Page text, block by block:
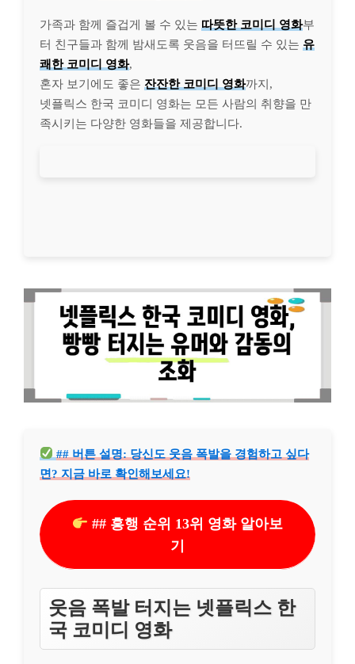
가족과 함께 즐겁게 볼 수 있는 따뜻한 코미디 영화부
터 친구들과 함께 밤새도록 웃음을 터뜨릴 수 있는 유
쾌한 코미디 영화,
혼자 보기에도 좋은 잔잔한 코미디 영화까지,
넷플릭스 한국 코미디 영화는 모든 사람의 취향을 만
족시키는 다양한 영화들을 제공합니다.
## 버튼 설명: 당신도 웃음 폭발을 경험하고 싶다
면? 지금 바로 확인해보세요!
## 흥행 순위 13위 영화 알아보
기
웃음 폭발 터지는 넷플릭스 한
국 코미디 영화